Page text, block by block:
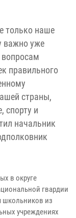
только наше
важно уже
вопросам
правильного
страны,
спорту и
начальник
в округе
гвардии
школьников из
учреждениях